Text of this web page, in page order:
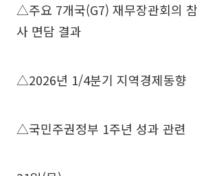
△주요 7개국(G7) 재무장관회의
사 면담 결과
△2026년 1/4분기 지역경제동향
△국민주권정부 1주년 성과 관련